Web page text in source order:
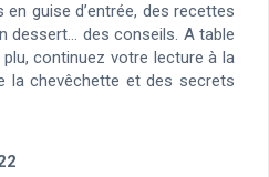
guise d’entrée, des recettes
dessert… des conseils. A table
continuez votre lecture à la
la chevêchette et des secrets